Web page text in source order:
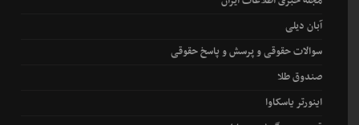
آبان دیلی
سوالات حقوقی و پرسش و پاسخ حقوقی
صندوق طلا
اینورتر یاسکاوا